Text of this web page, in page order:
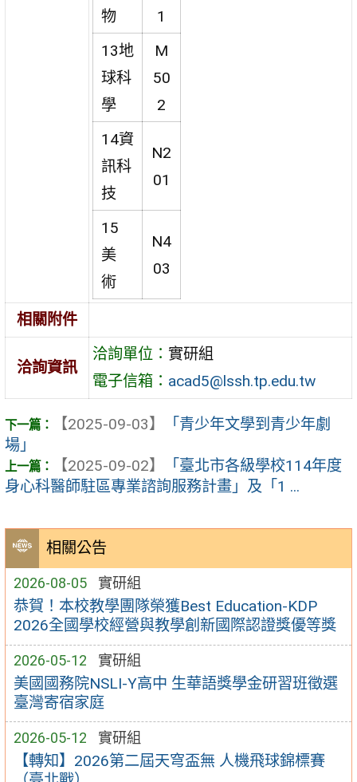
相關公告
2026-08-05 實研組
恭賀！本校教學團隊榮獲Best Education-KDP
2026全國學校經營與教學創新國際認證獎優等獎
2026-05-12 實研組
美國國務院NSLI-Y高中 生華語獎學金研習班徵選
臺灣寄宿家庭
2026-05-12 實研組
【轉知】2026第二屆天穹盃無 人機飛球錦標賽
物
1
13地
球科
學
M
50
2
14資
訊科
技
N2
01
15
美
術
N4
03
相關附件
洽詢資訊
洽詢單位： 實研組
電子信箱： acad5@lssh.tp.edu.tw
【2025-09-03】
「青少年文學到青少年劇
場」
【2025-09-02】
「臺北市各級學校114年度
身心科醫師駐區專業諮詢服務計畫」及「1 ...